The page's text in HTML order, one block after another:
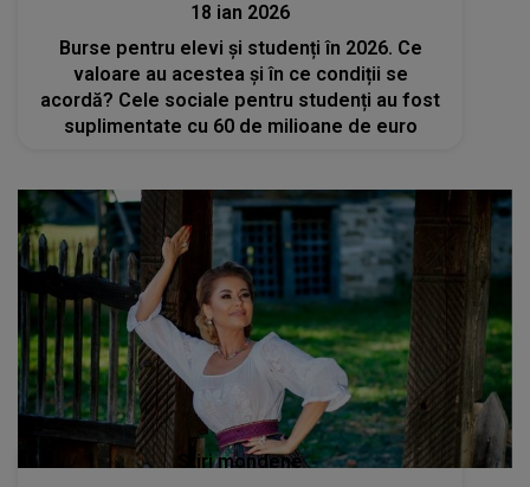
18 ian 2026
Burse pentru elevi și studenți în 2026. Ce
valoare au acestea și în ce condiții se
acordă? Cele sociale pentru studenți au fost
suplimentate cu 60 de milioane de euro
Stiri mondene